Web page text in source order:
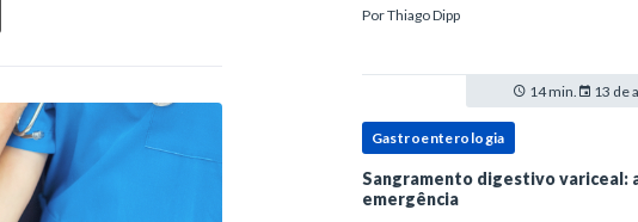
estruturada.Nesse contexto, o
PorThiago Dipp
14 min. 13 de
Gastroenterologia
Sangramento digestivo variceal:
emergência